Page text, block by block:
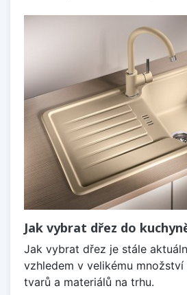
Jak vybrat dřez do
Jak vybrat dřez je stále
vzhledem v velikému
tvarů a materiálů na trhu.